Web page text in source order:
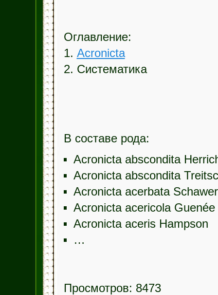
Оглавление:
1. Acronicta
2. Систематика
В составе рода:
Acronicta abscondita
Acronicta abscondita
Acronicta acerbata
Acronicta acericola Guenée
Acronicta aceris Hampson
…
Просмотров: 8473